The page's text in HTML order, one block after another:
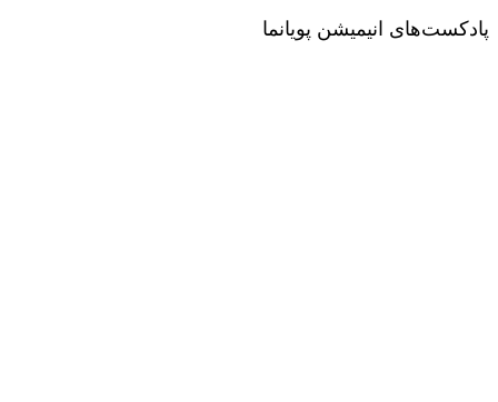
پادکست‌های انیمیشن پویانما